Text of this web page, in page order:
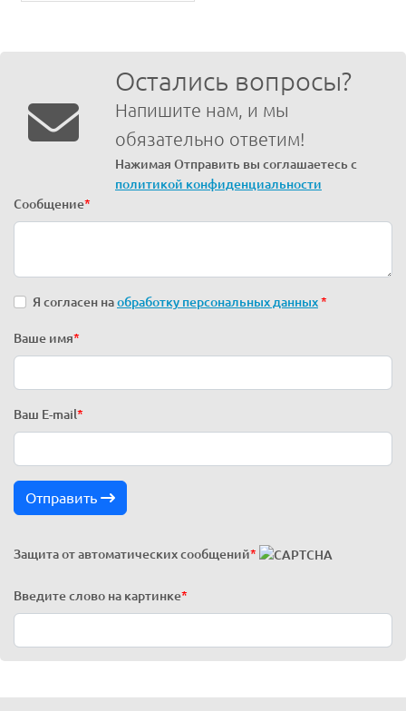
Остались вопросы?
Напишите нам, и мы
обязательно ответим!
Нажимая Отправить вы соглашаетесь с
политикой конфиденциальности
Сообщение*
Я согласен наобработку персональных данных*
Ваше имя*
Ваш E-mail *
Отправить
Защита от автоматических сообщений*
Введите слово на картинке*